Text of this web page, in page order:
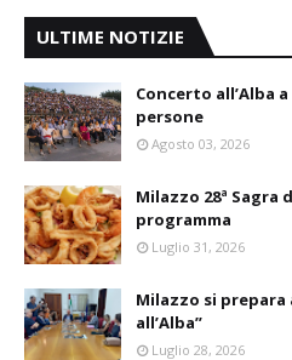
ULTIME NOTIZIE
Concerto all’Alba
persone
Agosto 03, 2026
Milazzo 28ª Sagra
programma
Luglio 31, 2026
Milazzo si prepara
all’Alba”
Luglio 28, 2026